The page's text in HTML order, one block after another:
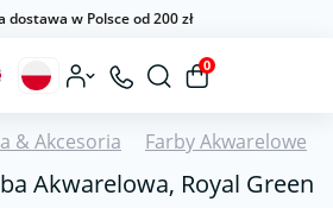
dostawa w Polsce od 200 zł
0
& Akcesoria Farby Akwarelowe
Akwarelowa, Royal Green